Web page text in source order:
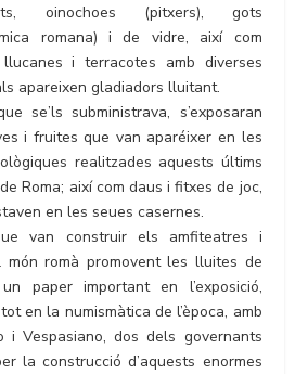
oinochoes (pitxers), gots
romana) i de vidre, així com
i terracotes amb diverses
apareixen gladiadors lluitant.
se’ls subministrava, s’exposaran
i fruites que van aparéixer en les
realitzades aquests últims
Roma; així com daus i fitxes de joc,
en les seues casernes.
van construir els amfiteatres i
romà promovent les lluites de
paper important en l’exposició,
en la numismàtica de l’època, amb
Vespasiano, dos dels governants
la construcció d’aquests enormes